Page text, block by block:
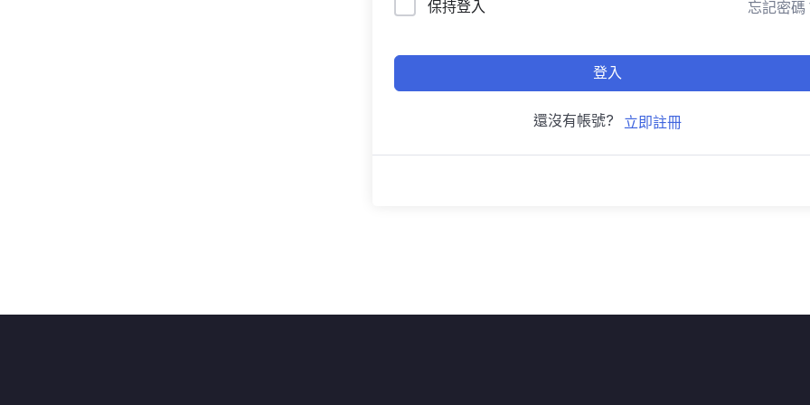
保持登入 忘記密碼
登入
還沒有帳號? 立即註冊